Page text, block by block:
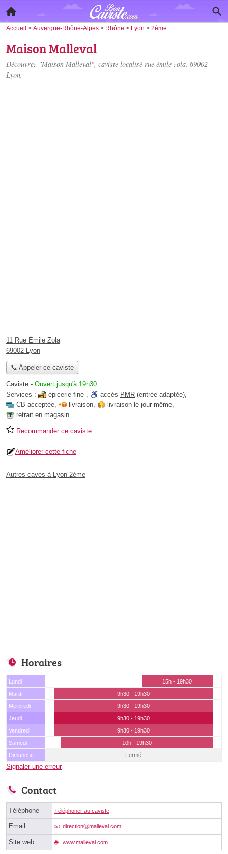
Accueil > Auvergne-Rhône-Alpes > Rhône > Lyon > 2ème
Maison Malleval
Découvrez "Maison Malleval", caviste localisé rue émile zola, 69002
Lyon.
11 Rue Émile Zola
69002 Lyon
📞 Appeler ce caviste
Caviste - Ouvert jusqu'à 19h30
Services :
épicerie fine , accès PMR (entrée adaptée),
CB acceptée, livraison, livraison le jour même,
retrait en magasin
Recommander ce caviste
Améliorer cette fiche
Autres caves à Lyon 2ème
Horaires
Lundi
15h - 19h30
Mardi
9h30 - 19h30
Mercredi
9h30 - 19h30
Jeudi
9h30 - 19h30
Vendredi
9h30 - 19h30
Samedi
10h - 19h30
Dimanche
Fermé
Signaler une erreur
Contact
Téléphone Téléphoner au caviste
Email directionⓐmalleval.com
Site web www.malleval.com